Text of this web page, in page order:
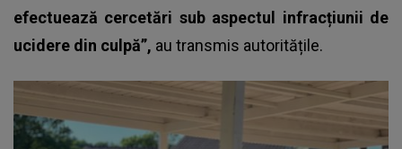
efectuează cercetări sub aspectul infracțiunii de
ucidere din culpă”, au transmis autoritățile.